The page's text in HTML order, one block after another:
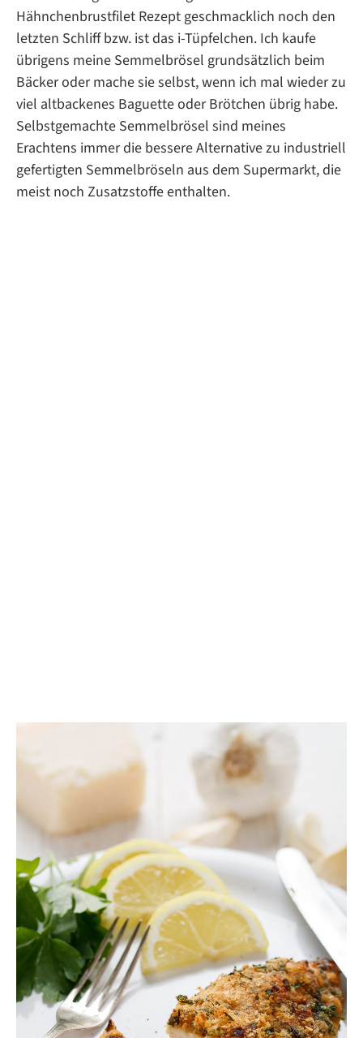
Hähnchenbrustfilet Rezept geschmacklich noch den
letzten Schliff bzw. ist das i-Tüpfelchen. Ich kaufe
übrigens meine Semmelbrösel grundsätzlich beim
Bäcker oder mache sie selbst, wenn ich mal wieder zu
viel altbackenes Baguette oder Brötchen übrig habe.
Selbstgemachte Semmelbrösel sind meines
Erachtens immer die bessere Alternative zu industriell
gefertigten Semmelbröseln aus dem Supermarkt, die
meist noch Zusatzstoffe enthalten.